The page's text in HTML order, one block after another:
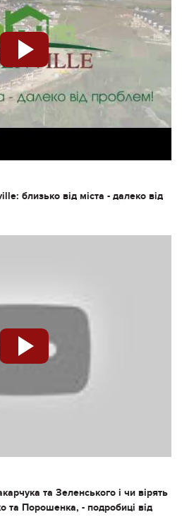
близько від міста - далеко від
та Зеленського і чи вірять
та Порошенка, - подробиці від